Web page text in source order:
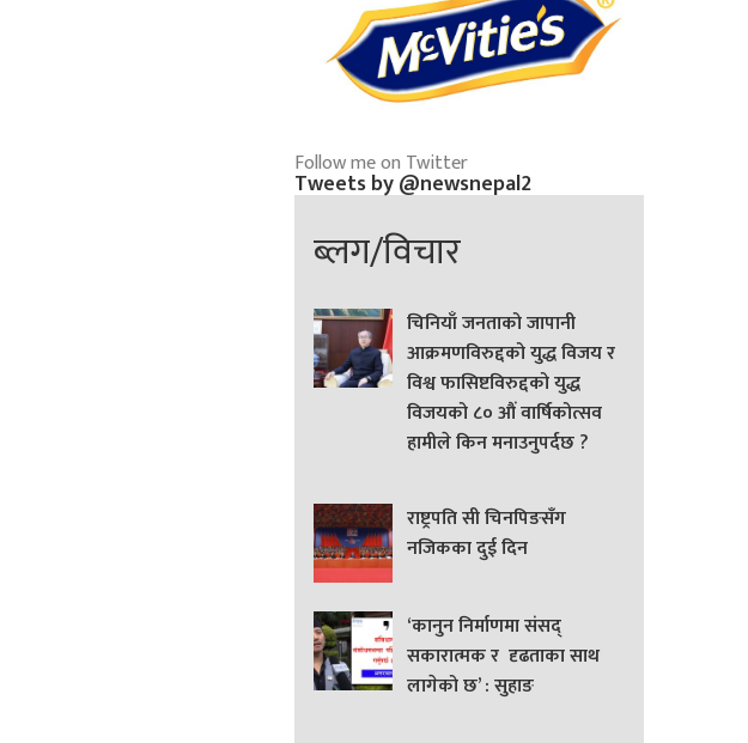
Follow me on Twitter
Tweets by @newsnepal2
ब्लग/विचार
चिनियाँ जनताको जापानी
आक्रमणविरुद्दको युद्ध विजय र
विश्व फासिष्टविरुद्दको युद्ध
विजयको ८० औं वार्षिकोत्सव
हामीले किन मनाउनुपर्दछ ?
राष्ट्रपति सी चिनपिङसँग
नजिकका दुई दिन
‘कानुन निर्माणमा संसद्
सकारात्मक र दृढताका साथ
लागेको छ’ : सुहाङ